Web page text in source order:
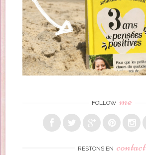
FOLLOW me
RESTONS EN contact